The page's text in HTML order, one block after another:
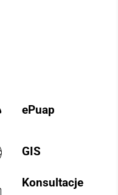
ePuap
GIS
Konsultacje